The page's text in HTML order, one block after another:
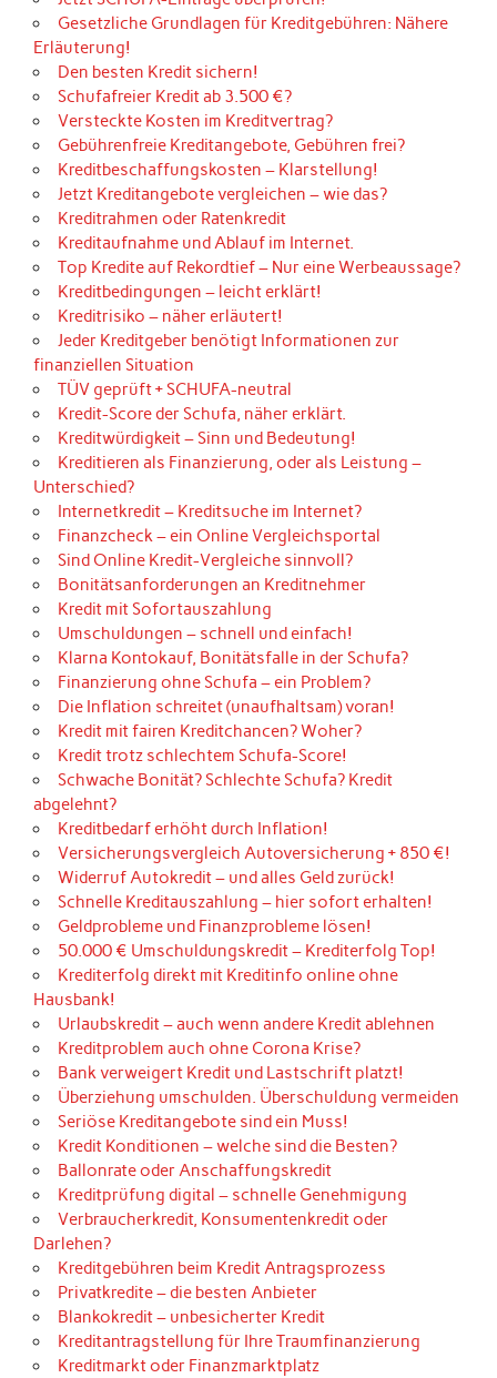
Gesetzliche Grundlagen für Kreditgebühren: Nähere
Erläuterung!
Den besten Kredit sichern!
Schufafreier Kredit ab 3.500 €?
Versteckte Kosten im Kreditvertrag?
Gebührenfreie Kreditangebote, Gebühren frei?
Kreditbeschaffungskosten – Klarstellung!
Jetzt Kreditangebote vergleichen – wie das?
Kreditrahmen oder Ratenkredit
Kreditaufnahme und Ablauf im Internet.
Top Kredite auf Rekordtief – Nur eine Werbeaussage?
Kreditbedingungen – leicht erklärt!
Kreditrisiko – näher erläutert!
Jeder Kreditgeber benötigt Informationen zur
finanziellen Situation
TÜV geprüft + SCHUFA-neutral
Kredit-Score der Schufa, näher erklärt.
Kreditwürdigkeit – Sinn und Bedeutung!
Kreditieren als Finanzierung, oder als Leistung –
Unterschied?
Internetkredit – Kreditsuche im Internet?
Finanzcheck – ein Online Vergleichsportal
Sind Online Kredit-Vergleiche sinnvoll?
Bonitätsanforderungen an Kreditnehmer
Kredit mit Sofortauszahlung
Umschuldungen – schnell und einfach!
Klarna Kontokauf, Bonitätsfalle in der Schufa?
Finanzierung ohne Schufa – ein Problem?
Die Inflation schreitet (unaufhaltsam) voran!
Kredit mit fairen Kreditchancen? Woher?
Kredit trotz schlechtem Schufa-Score!
Schwache Bonität? Schlechte Schufa? Kredit
abgelehnt?
Kreditbedarf erhöht durch Inflation!
Versicherungsvergleich Autoversicherung + 850 €!
Widerruf Autokredit – und alles Geld zurück!
Schnelle Kreditauszahlung – hier sofort erhalten!
Geldprobleme und Finanzprobleme lösen!
50.000 € Umschuldungskredit – Krediterfolg Top!
Krediterfolg direkt mit Kreditinfo online ohne
Hausbank!
Urlaubskredit – auch wenn andere Kredit ablehnen
Kreditproblem auch ohne Corona Krise?
Bank verweigert Kredit und Lastschrift platzt!
Überziehung umschulden. Überschuldung vermeiden
Seriöse Kreditangebote sind ein Muss!
Kredit Konditionen – welche sind die Besten?
Ballonrate oder Anschaffungskredit
Kreditprüfung digital – schnelle Genehmigung
Verbraucherkredit, Konsumentenkredit oder
Darlehen?
Kreditgebühren beim Kredit Antragsprozess
Privatkredite – die besten Anbieter
Blankokredit – unbesicherter Kredit
Kreditantragstellung für Ihre Traumfinanzierung
Kreditmarkt oder Finanzmarktplatz